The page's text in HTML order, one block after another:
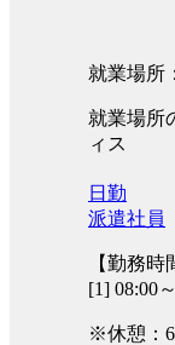
就業場所
就業場所
ィス
日勤
派遣社員
【勤務時
[1] 08:00
※休憩：